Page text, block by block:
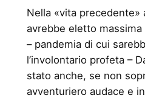
Nella «vita precedente»
avrebbe eletto
– pandemia di cui
l’involontario profeta –
stato anche, se non
avventuriero audace e